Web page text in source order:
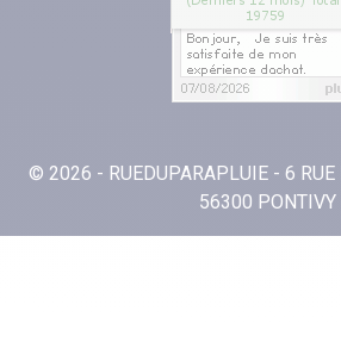
© 2026 - RUEDUPARAPLUIE - 6 RUE
56300 PONTIVY